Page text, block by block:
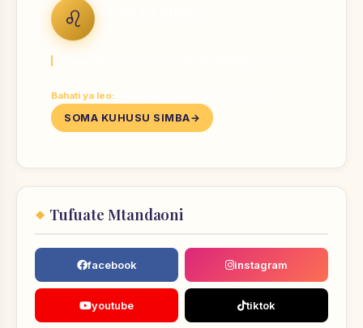
♌
Bahati ya leo:
SOMA KUHUSU SIMBA
Tufuate Mtandaoni
facebook instagram
youtube tiktok